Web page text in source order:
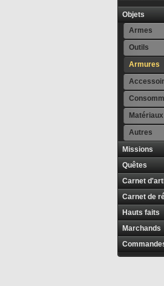
Objets
Armes
Outils
Armures
Matériaux
Autres
Missions
Quêtes
Carnet
Carnet de
Hauts faits
Marchands